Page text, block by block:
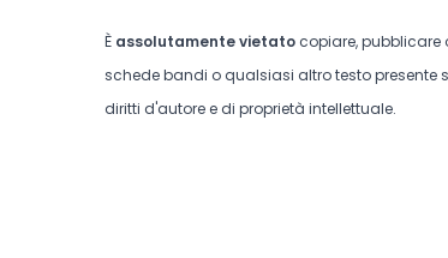
È assolutamente vietato copiare,
schede bandi o qualsiasi altro testo presente
diritti d'autore e di proprietà intellettuale.